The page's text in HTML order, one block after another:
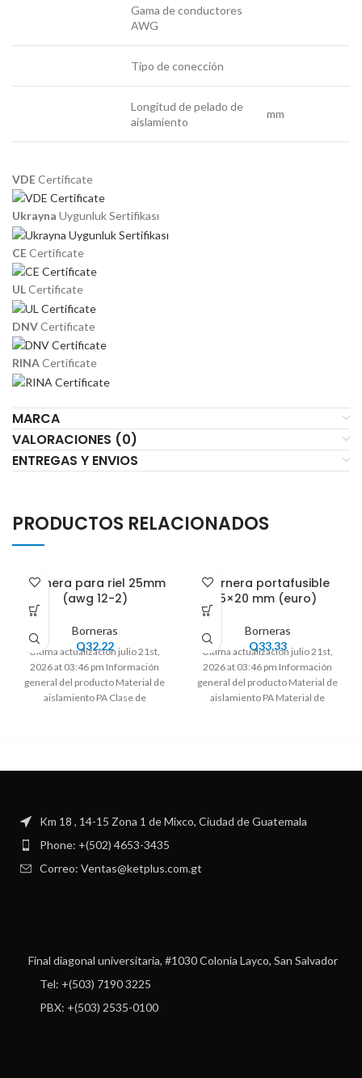
Gama de conductores
AWG
Tipo de conección
Longitud de pelado de
aislamiento
mm
VDECertificate
Ukrayna Uygunluk Sertifikası
CECertificate
ULCertificate
DNVCertificate
RINACertificate
MARCA
VALORACIONES (0)
ENTREGAS Y ENVIOS
PRODUCTOS RELACIONADOS
Bornera para riel 25mm
(awg 12-2)
Borneras
Q32.22
Ultima actualización julio 21st,
2026 at 03:46 pm Información
general del producto Material de
aislamiento PA Clase de
Bornera portafusible
5×20 mm (euro)
Borneras
Q33.33
Ultima actualización julio 21st,
2026 at 03:46 pm Información
general del producto Material de
aislamiento PA Material de
Km 18 , 14-15 Zona 1 de Mixco, Ciudad de Guatemala
Phone: +(502) 4653-3435
Correo: Ventas@ketplus.com.gt
Final diagonal universitaria, #1030 Colonia Layco, San Salvador
Tel: +(503) 7190 3225
PBX: +(503) 2535-0100